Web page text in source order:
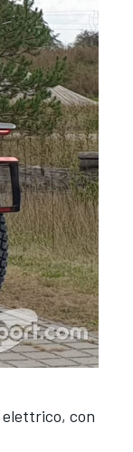
elettrico, con